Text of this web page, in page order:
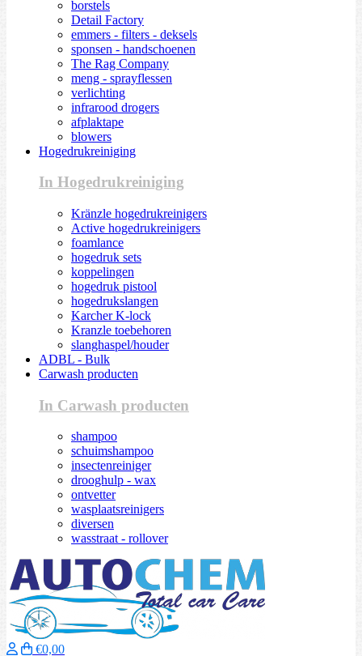
borstels
Detail Factory
emmers - filters - deksels
sponsen - handschoenen
The Rag Company
meng - sprayflessen
verlichting
infrarood drogers
afplaktape
blowers
Hogedrukreiniging
In Hogedrukreiniging
Kränzle hogedrukreinigers
Active hogedrukreinigers
foamlance
hogedruk sets
koppelingen
hogedruk pistool
hogedrukslangen
Karcher K-lock
Kranzle toebehoren
slanghaspel/houder
ADBL - Bulk
Carwash producten
In Carwash producten
shampoo
schuimshampoo
insectenreiniger
drooghulp - wax
ontvetter
wasplaatsreinigers
diversen
wasstraat - rollover
€0,00